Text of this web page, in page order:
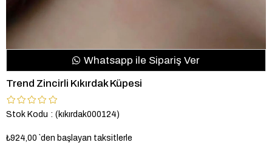
Whatsapp ile Sipariş Ver
Trend Zincirli Kıkırdak Küpesi
Stok Kodu (kıkırdak000124)
₺924,00 `den başlayan taksitlerle